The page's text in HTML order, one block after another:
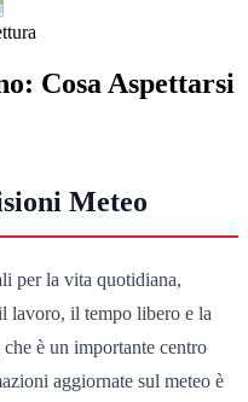
Cosa Aspettarsi
Meteo
per la vita quotidiana,
lavoro, il tempo libero e la
è un importante centro
aggiornate sul meteo è